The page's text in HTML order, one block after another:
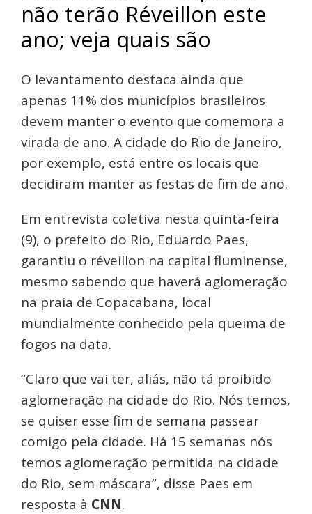
não terão Réveillon este
ano; veja quais são
O levantamento destaca ainda que
apenas 11% dos municípios brasileiros
devem manter o evento que comemora a
virada de ano. A cidade do Rio de Janeiro,
por exemplo, está entre os locais que
decidiram manter as festas de fim de ano.
Em entrevista coletiva nesta quinta-feira
(9), o prefeito do Rio, Eduardo Paes,
garantiu o réveillon na capital fluminense,
mesmo sabendo que haverá aglomeração
na praia de Copacabana, local
mundialmente conhecido pela queima de
fogos na data.
“Claro que vai ter, aliás, não tá proibido
aglomeração na cidade do Rio. Nós temos,
se quiser esse fim de semana passear
comigo pela cidade. Há 15 semanas nós
temos aglomeração permitida na cidade
do Rio, sem máscara”, disse Paes em
resposta à CNN.